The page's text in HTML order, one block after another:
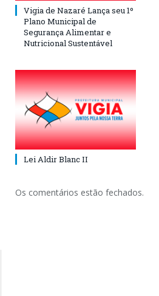
Vigia de Nazaré Lança seu 1º
Plano Municipal de
Segurança Alimentar e
Nutricional Sustentável
Lei Aldir Blanc II
Os comentários estão fechados.